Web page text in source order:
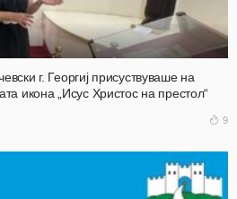
г. Георгиј присуствуваше на
икона „Исус Христос на престол“
9